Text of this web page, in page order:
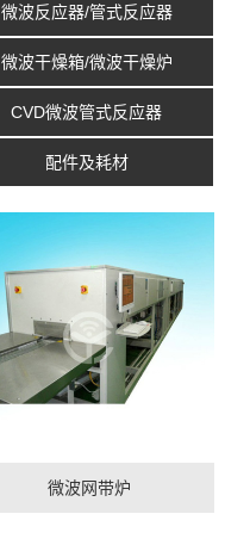
微波反应器/管式反应器
微波干燥箱/微波干燥炉
CVD微波管式反应器
配件及耗材
微波网带炉